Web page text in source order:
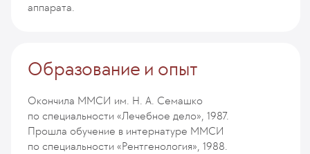
аппарата.
Образование и опыт
Окончила ММСИ им. Н. А. Семашко
по специальности «Лечебное дело», 1987.
Прошла обучение в интернатуре ММСИ
по специальности «Рентгенология», 1988.